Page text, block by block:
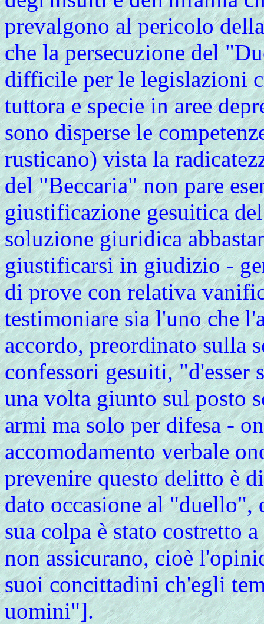
prevalgono al pericolo
che la persecuzione del
difficile per le legislazioni
tuttora e specie in aree
sono disperse le
rusticano) vista la
del "Beccaria" non pare
giustificazione gesuitica
soluzione giuridica
giustificarsi in giudizio -
di prove con relativa
testimoniare sia l'uno che
accordo, preordinato sulla
confessori gesuiti, "d'esser
una volta giunto sul posto
armi ma solo per difesa -
accomodamento verbale
prevenire questo delitto è
dato occasione al "duello",
sua colpa è stato costretto
non assicurano, cioè
suoi concittadini ch'egli
uomini"].